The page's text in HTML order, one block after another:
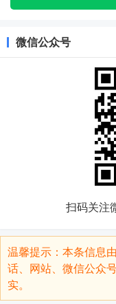
微信公众号
扫码关注
温馨提示：本条信息由
话、网站、微信公众
实。